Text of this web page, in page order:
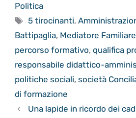
Politica
Tag
5 tirocinanti,
Battipaglia, Mediatore Familiare
percorso formativo, qualifica
responsabile didattico-
politiche sociali, società
di formazione
Una lapide in ricordo dei